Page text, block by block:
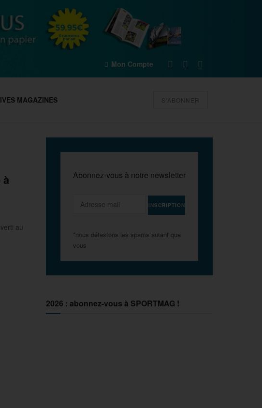
Mon Compte
MAGAZINES S'ABONNER
à
au
Abonnez-vous à notre newsletter
*nous détestons les spams autant que
vous
2026 : abonnez-vous à SPORTMAG !